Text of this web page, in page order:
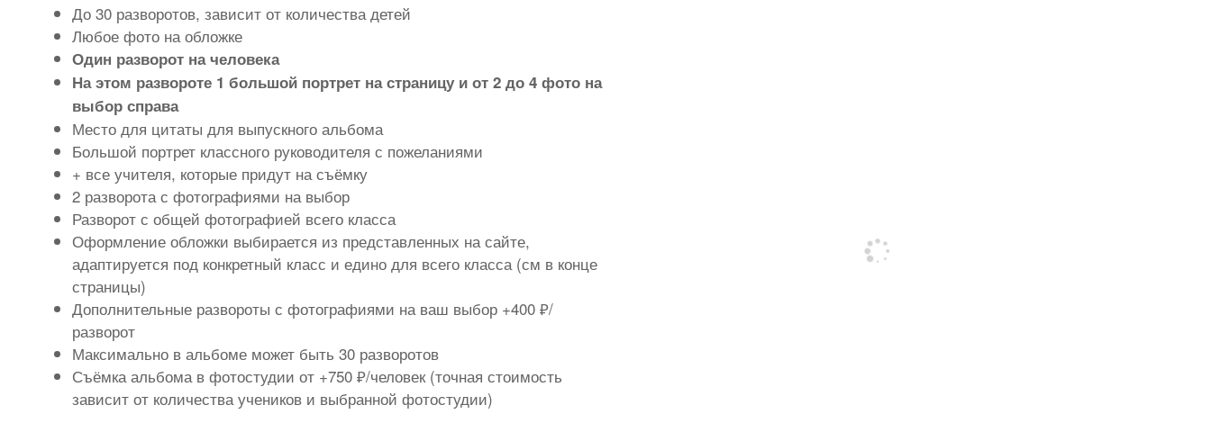
До 30 разворотов, зависит от количества детей
Любое фото на обложке
Один разворот на человека
На этом развороте 1 большой портрет на страницу и от 2 до 4 фото на
выбор справа
Место для цитаты для выпускного альбома
Большой портрет классного руководителя с пожеланиями
+ все учителя, которые придут на съёмку
2 разворота с фотографиями на выбор
Разворот с общей фотографией всего класса
Оформление обложки выбирается из представленных на сайте,
адаптируется под конкретный класс и едино для всего класса (см в конце
страницы)
Дополнительные развороты с фотографиями на ваш выбор +400 ₽/
разворот
Максимально в альбоме может быть 30 разворотов
Съёмка альбома в фотостудии от +750 ₽/человек (точная стоимость
зависит от количества учеников и выбранной фотостудии)